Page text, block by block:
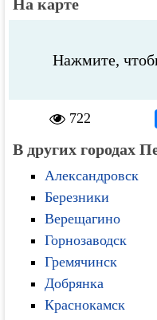
На карте
Нажмите,
722
В других городах
Александровск
Березники
Верещагино
Горнозаводск
Гремячинск
Добрянка
Краснокамск